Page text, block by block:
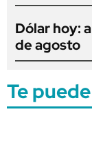
Dólar hoy:
de agosto
Te